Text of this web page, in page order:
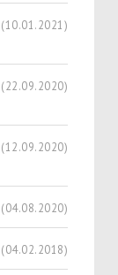
(10.01.2021)
(22.09.2020)
(12.09.2020)
(04.08.2020)
(04.02.2018)